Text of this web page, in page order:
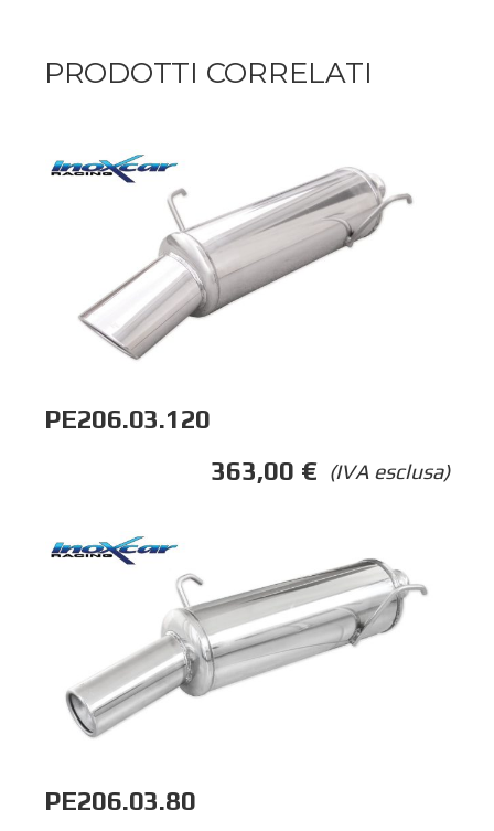
PRODOTTI CORRELATI
PE206.03.120
(IVA esclusa)
363,00 €
PE206.03.80